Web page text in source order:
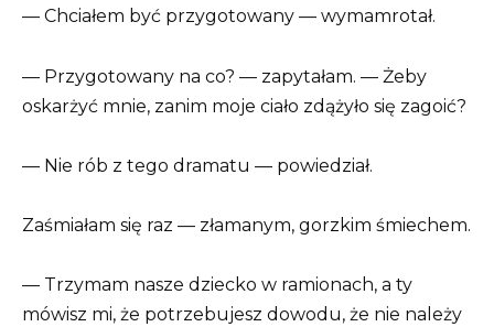
— Chciałem być przygotowany — wymamrotał.
— Przygotowany na co? — zapytałam. — Żeby
oskarżyć mnie, zanim moje ciało zdążyło się zagoić?
— Nie rób z tego dramatu — powiedział.
Zaśmiałam się raz — złamanym, gorzkim śmiechem.
— Trzymam nasze dziecko w ramionach, a ty
mówisz mi, że potrzebujesz dowodu, że nie należy